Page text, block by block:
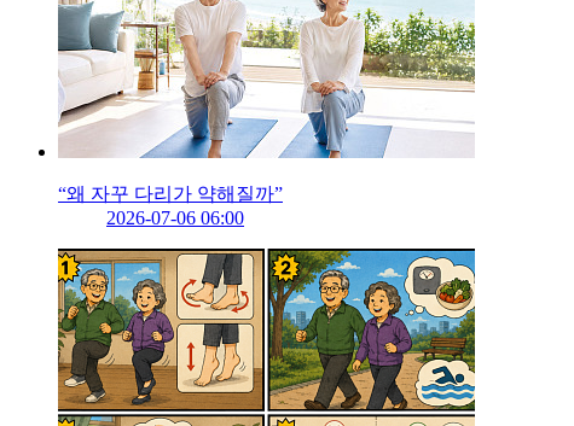
“왜 자꾸 다리가 약해질까”
2026-07-06 06:00